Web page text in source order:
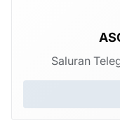
Saluran